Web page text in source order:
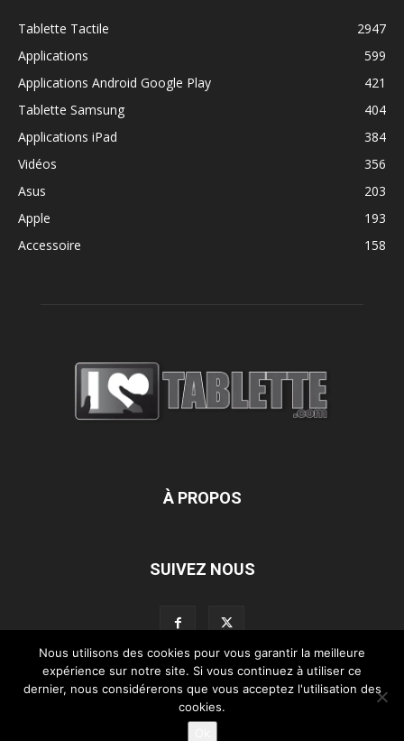
Tablette Tactile
2947
Applications
599
Applications Android Google Play
421
Tablette Samsung
404
Applications iPad
384
Vidéos
356
Asus
203
Apple
193
Accessoire
158
À PROPOS
SUIVEZ NOUS
L’équipe d’iLoveTablette.com Contactez-nous
Nos partenaires
Mentions légales
Nous utilisons des cookies pour vous garantir la meilleure
expérience sur notre site. Si vous continuez à utiliser ce
dernier, nous considérerons que vous acceptez l'utilisation des
cookies.